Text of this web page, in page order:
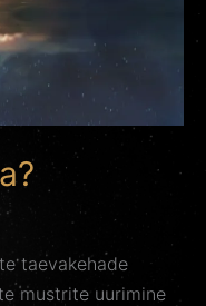
taevakehade
mustrite uurimine